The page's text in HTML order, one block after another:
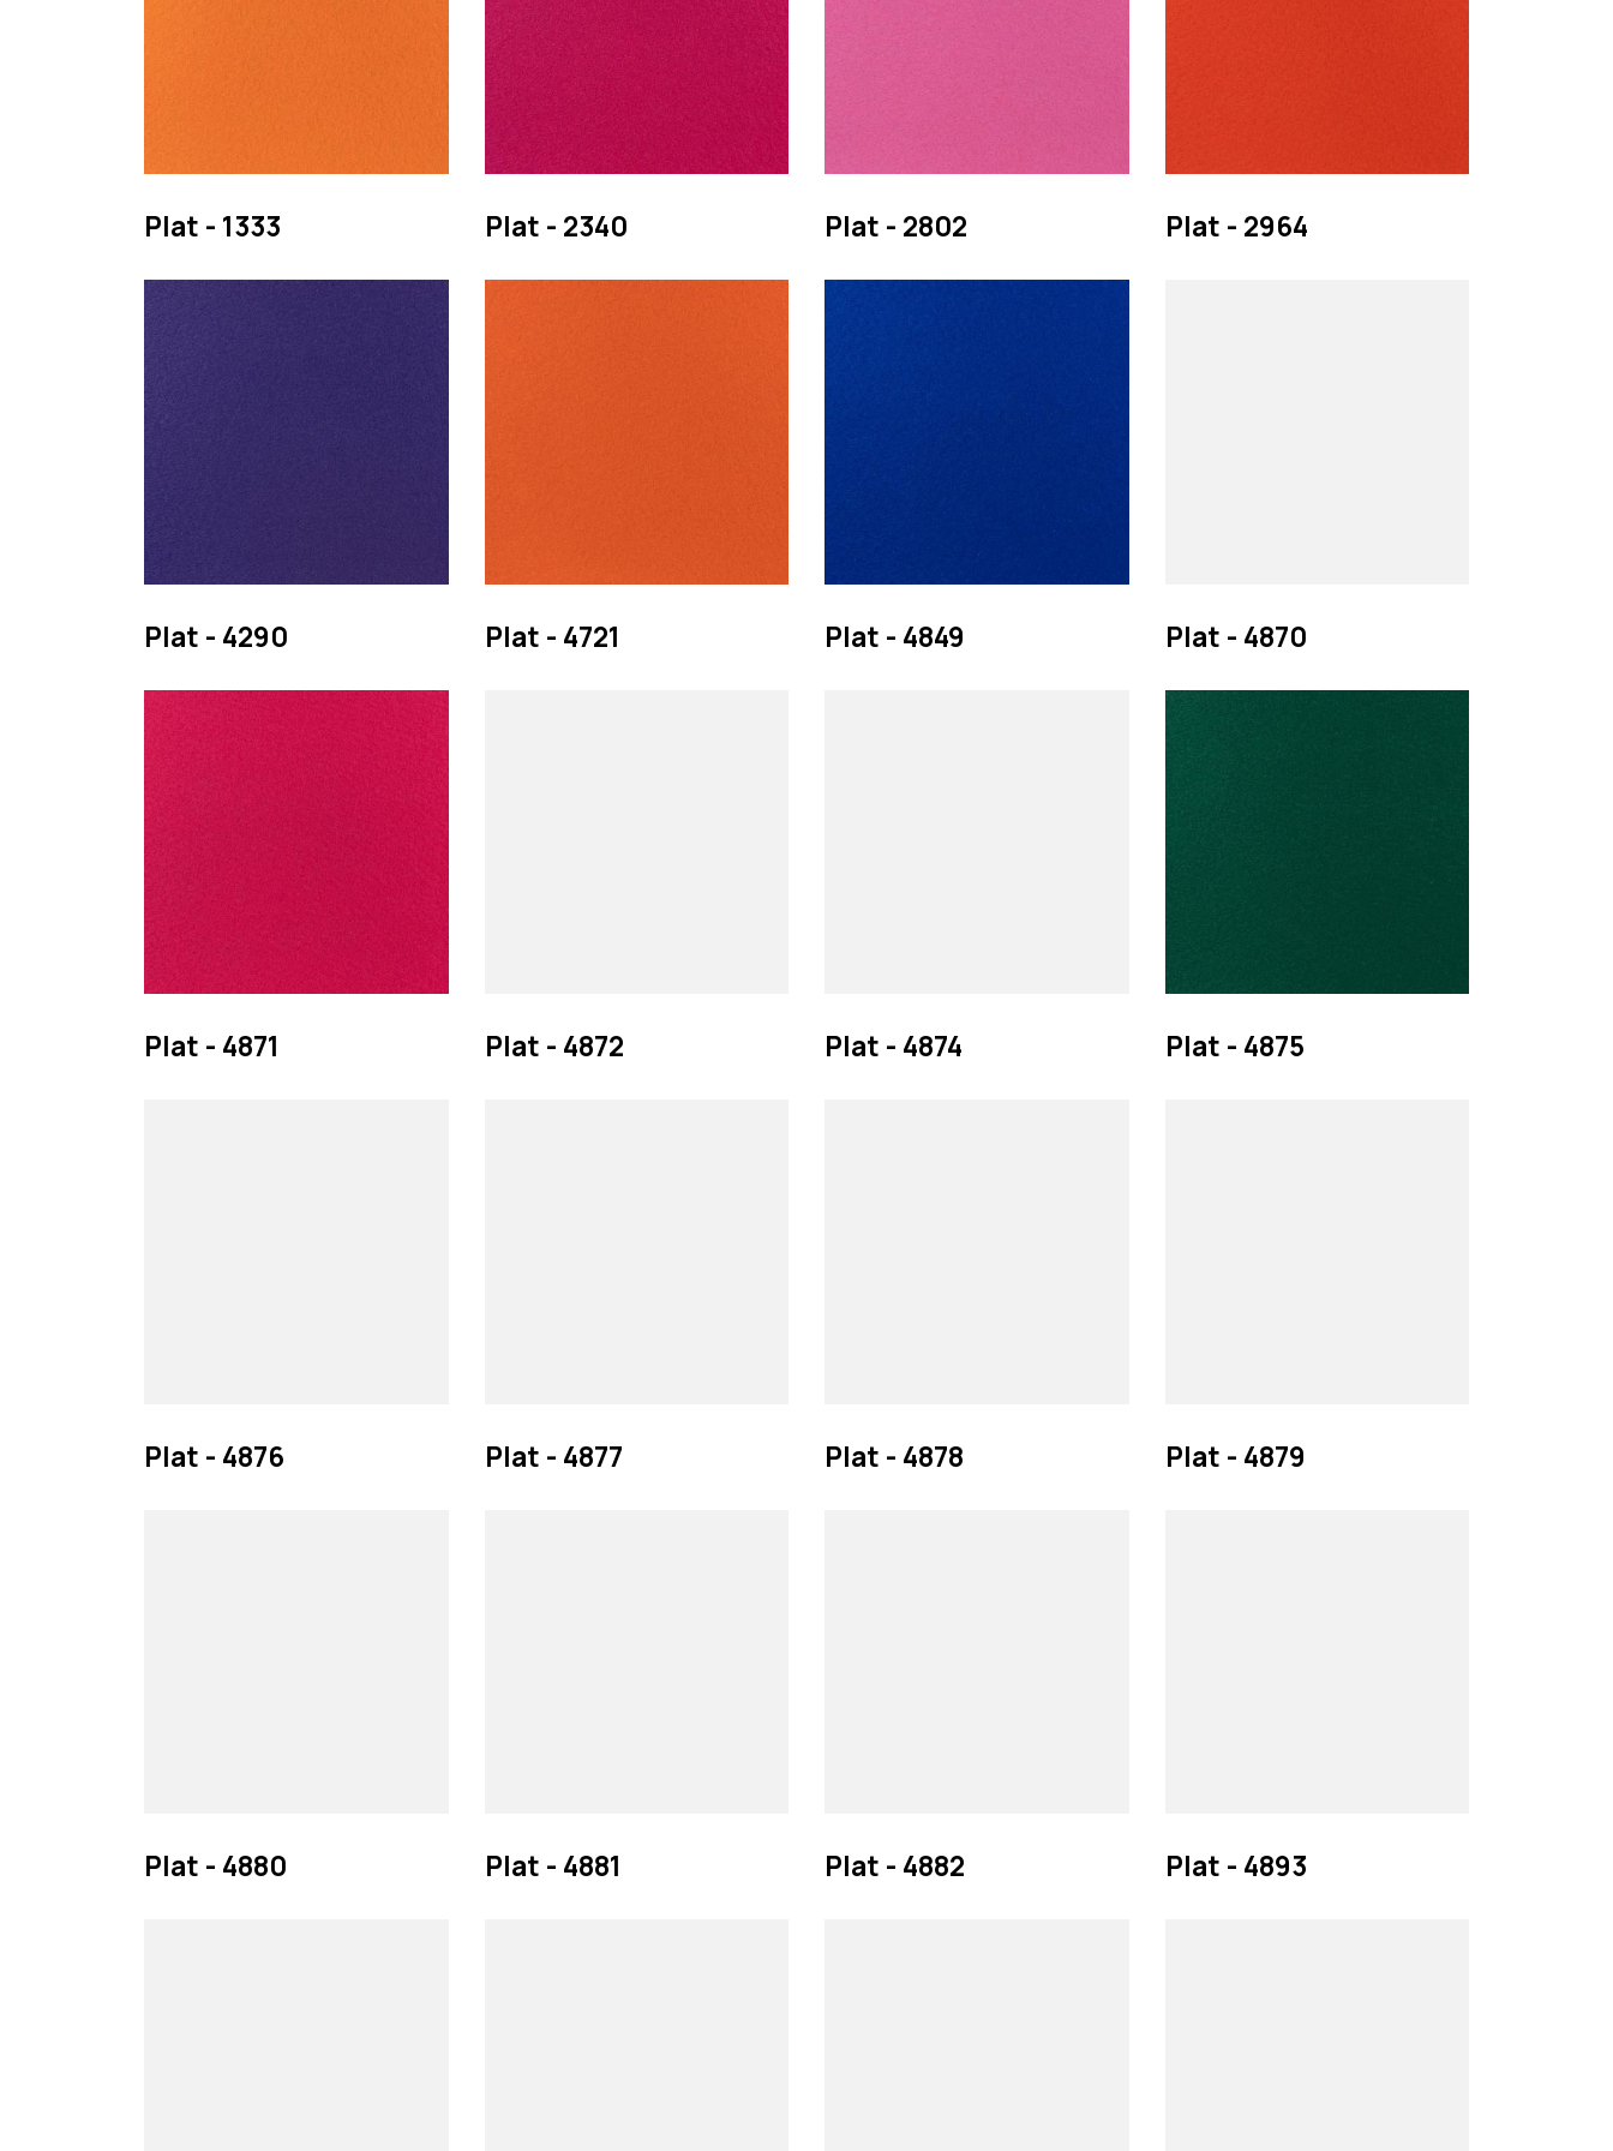
Plat - 1333 Plat - 2340 Plat - 2802 Plat - 2964
Plat - 4290 Plat - 4721 Plat - 4849 Plat - 4870
Plat - 4871 Plat - 4872 Plat - 4874 Plat - 4875
Plat - 4876 Plat - 4877 Plat - 4878 Plat - 4879
Plat - 4880 Plat - 4881 Plat - 4882 Plat - 4893